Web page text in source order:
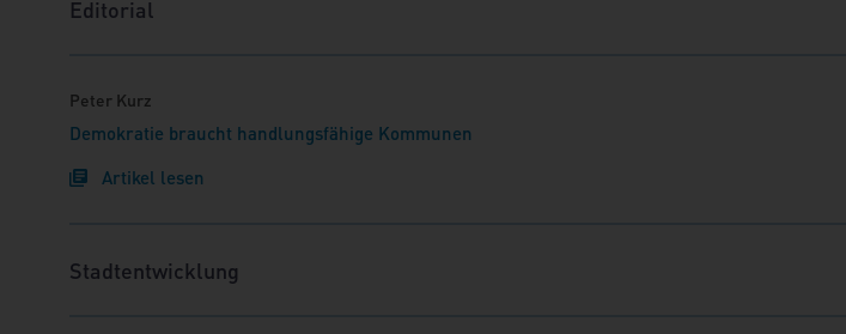
Editorial
Peter Kurz
Demokratie braucht handlungsfähige Kommunen
Artikel lesen
Stadtentwicklung